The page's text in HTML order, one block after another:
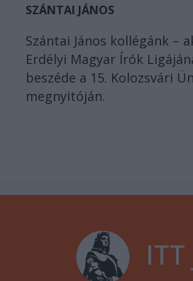
SZÁNTAI JÁNOS
Szántai János kollégánk –
Erdélyi Magyar Írók
beszéde a 15. Kolozsvári
megnyitóján.
ITT